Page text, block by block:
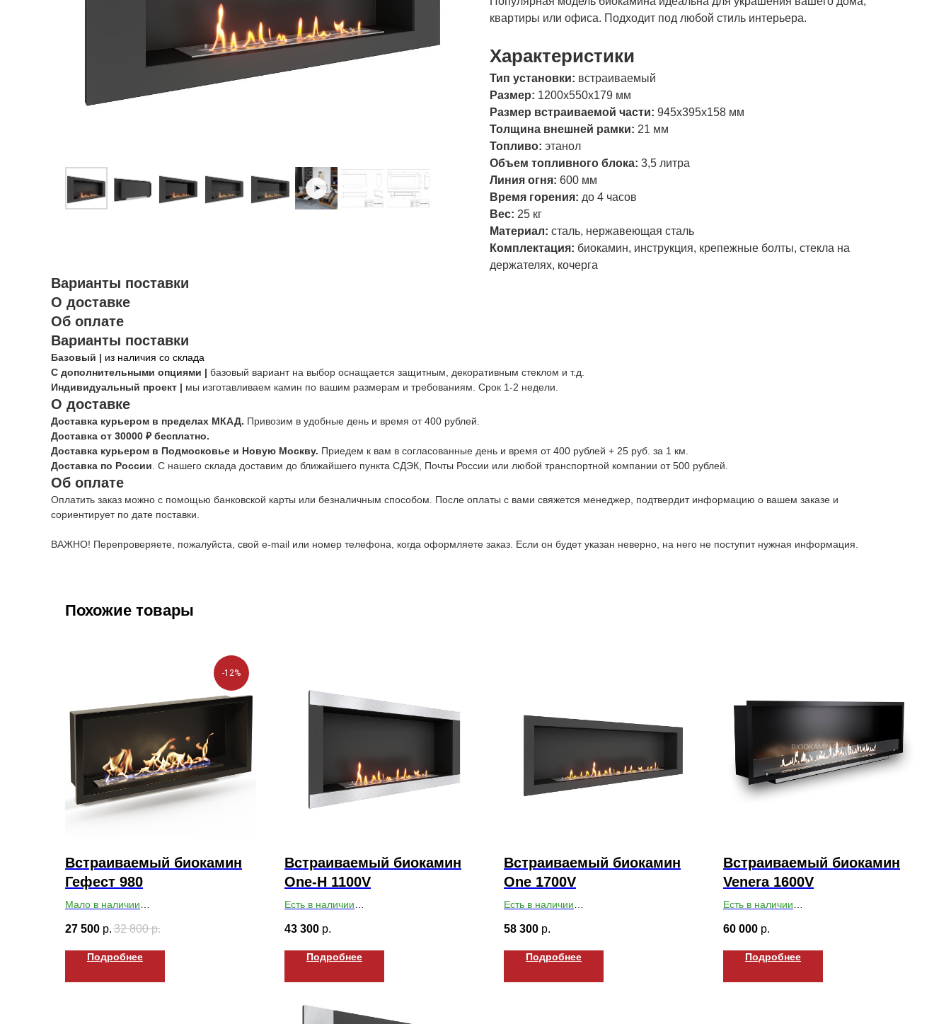
квартиры или офиса. Подходит под любой стиль интерьера.
Характеристики
Тип установки: встраиваемый
Размер: 1200х550х179 мм
Размер встраиваемой части: 945х395х158 мм
Толщина внешней рамки: 21 мм
Топливо: этанол
Объем топливного блока: 3,5 литра
Линия огня: 600 мм
Время горения: до 4 часов
Вес: 25 кг
Материал: сталь, нержавеющая сталь
Комплектация: биокамин, инструкция, крепежные болты, стекла на
держателях, кочерга
Варианты поставки
О доставке
Об оплате
Варианты поставки
Базовый | из наличия со склада
С дополнительными опциями | базовый вариант на выбор оснащается защитным, декоративным стеклом и т.д.
Индивидуальный проект | мы изготавливаем камин по вашим размерам и требованиям. Срок 1-2 недели.
О доставке
Доставка курьером в пределах МКАД. Привозим в удобные день и время от 400 рублей.
Доставка от 30000 ₽ бесплатно.
Доставка курьером в Подмосковье и Новую Москву. Приедем к вам в согласованные день и время от 400 рублей + 25 руб. за 1 км.
Доставка по России. С нашего склада доставим до ближайшего пункта СДЭК, Почты России или любой транспортной компании от 500 рублей.
Об оплате
Оплатить заказ можно с помощью банковской карты или безналичным способом. После оплаты с вами свяжется менеджер, подтвердит информацию о вашем заказе и
сориентирует по дате поставки.
ВАЖНО! Перепроверяете, пожалуйста, свой e-mail или номер телефона, когда оформляете заказ. Если он будет указан неверно, на него не поступит нужная информация.
Похожие товары
-12%
Встраиваемый биокамин
Гефест 980
Мало в наличии
27 500 р. 32 800 р.
Подробнее
Встраиваемый биокамин
One-H 1100V
Есть в наличии
43 300 р.
Подробнее
Встраиваемый биокамин
One 1700V
Есть в наличии
58 300 р.
Подробнее
Встраиваемый биокамин
Venera 1600V
Есть в наличии
60 000 р.
Подробнее